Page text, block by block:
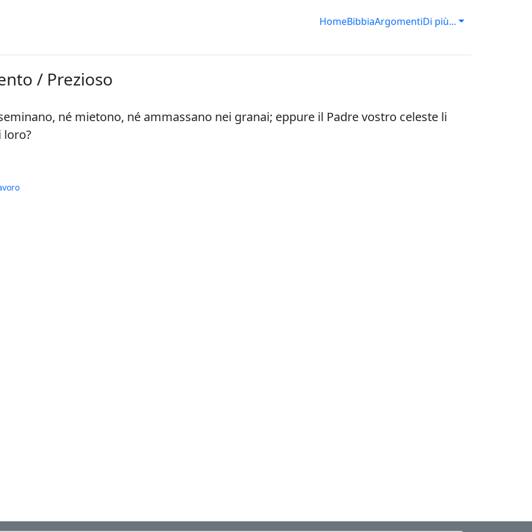
HomeBibbiaArgomentiDi più...
/ Prezioso
né mietono, né ammassano nei granai; eppure il Padre vostro celeste li
loro?